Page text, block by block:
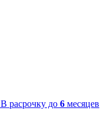
В расрочку до 6 месяцев